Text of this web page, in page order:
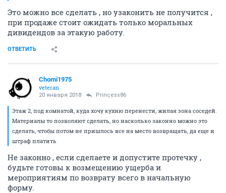
Это можно все сделать , но узаконить не получится ,
при продаже стоит ожидать только моральных
дивидендов за этакую работу.
ОТВЕТИТЬ
Chomi1975
veteran
20 января 2018 Princess86
Этаж 2, под комнатой, куда хочу кухню перенести, жилая зона соседей.
Материалы то позволяют сделать, но насколько законно можно это
сделать, чтобы потом не пришлось все на место возвращать, да еще и
штраф платить
Не законно , если сделаете и допустите протечку ,
будьте готовы к возмещению ущерба и
мероприятиям по возврату всего в начальную
форму.